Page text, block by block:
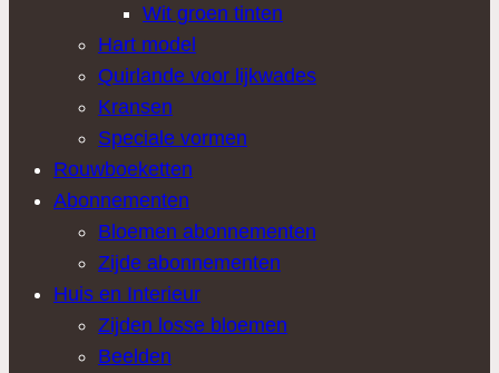
Wit groen tinten
Hart model
Quirlande voor lijkwades
Kransen
Speciale vormen
Rouwboeketten
Abonnementen
Bloemen abonnementen
Zijde abonnementen
Huis en Interieur
Zijden losse bloemen
Beelden